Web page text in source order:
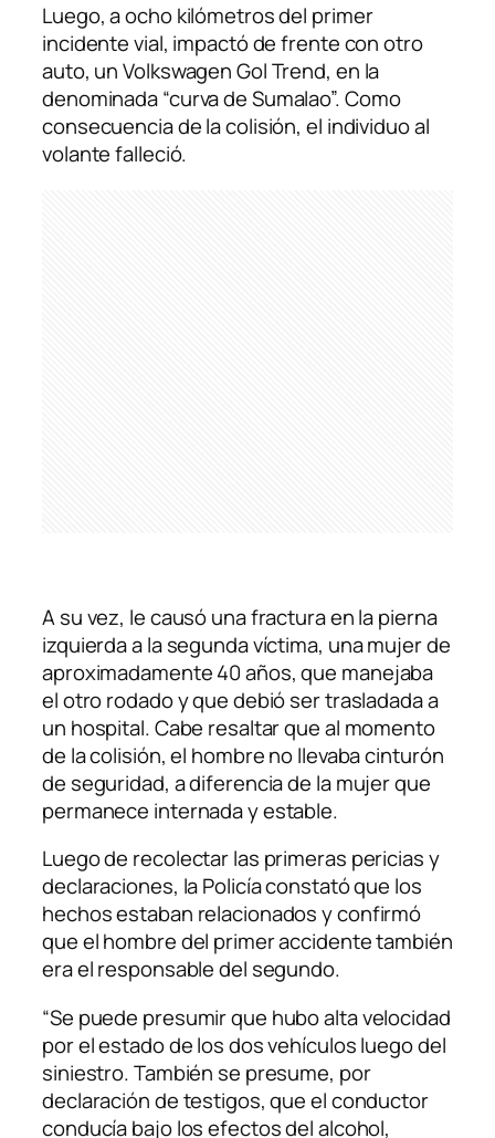
Luego, a ocho kilómetros del primer
incidente vial, impactó de frente con otro
auto, un Volkswagen Gol Trend, en la
denominada “curva de Sumalao”. Como
consecuencia de la colisión, el individuo al
volante falleció.
A su vez, le causó una fractura en la pierna
izquierda a la segunda víctima, una mujer de
aproximadamente 40 años, que manejaba
el otro rodado y que debió ser trasladada a
un hospital. Cabe resaltar que al momento
de la colisión, el hombre no llevaba cinturón
de seguridad, a diferencia de la mujer que
permanece internada y estable.
Luego de recolectar las primeras pericias y
declaraciones, la Policía constató que los
hechos estaban relacionados y confirmó
que el hombre del primer accidente también
era el responsable del segundo.
“Se puede presumir que hubo alta velocidad
por el estado de los dos vehículos luego del
siniestro. También se presume, por
declaración de testigos, que el conductor
conducía bajo los efectos del alcohol,